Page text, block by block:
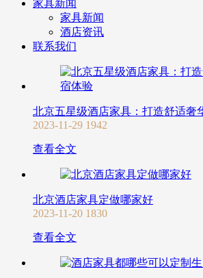
家具新闻
家具新闻
酒店资讯
联系我们
北京五星级酒店家具：打造舒适奢
2023-11-29 1942
查看全文
北京酒店家具定做哪家好
2023-11-20 1830
查看全文